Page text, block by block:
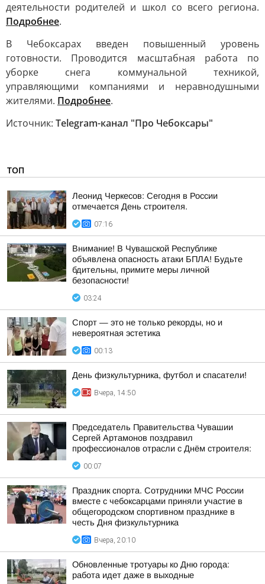
деятельности родителей и школ со всего региона.
Подробнее.
В Чебоксарах введен повышенный уровень
готовности. Проводится масштабная работа по
уборке снега коммунальной техникой,
управляющими компаниями и неравнодушными
жителями. Подробнее.
Источник: Telegram-канал "Про Чебоксары"
ТОП
Леонид Черкесов: Сегодня в России
отмечается День строителя.
07:16
Внимание! В Чувашской Республике
объявлена опасность атаки БПЛА! Будьте
бдительны, примите меры личной
безопасности!
03:24
Спорт — это не только рекорды, но и
невероятная эстетика
00:13
День физкультурника, футбол и спасатели!
Вчера, 14:50
Председатель Правительства Чувашии
Сергей Артамонов поздравил
профессионалов отрасли с Днём строителя:
00:07
Праздник спорта. Сотрудники МЧС России
вместе с чебоксарцами приняли участие в
общегородском спортивном празднике в
честь Дня физкультурника
Вчера, 20:10
Обновленные тротуары ко Дню города:
работа идет даже в выходные